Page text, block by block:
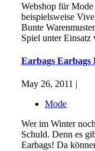
Webshop für
beispielsweise
Bunte
Spiel unter
Earbags Earbags
May 26, 2011 |
Mode
Wer im Winter
Schuld. Denn es
Earbags! Da